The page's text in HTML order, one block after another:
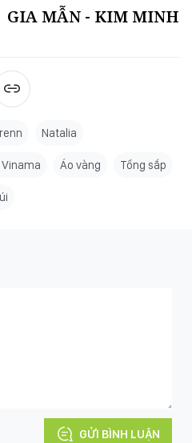
GIA MẪN - KIM MINH
Natalia
Vinama Áo vàng Tổng sắp
GỬI BÌNH LUẬN